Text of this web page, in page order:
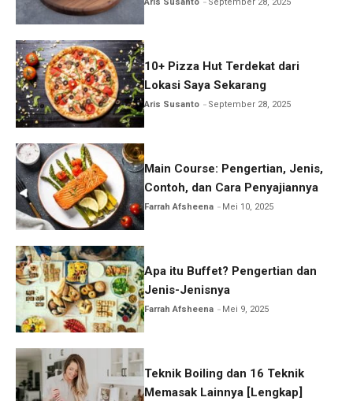
10+ Pizza Hut Terdekat dari
Lokasi Saya Sekarang
Aris Susanto September 28, 2025
Main Course: Pengertian, Jenis,
Contoh, dan Cara Penyajiannya
Farrah Afsheena Mei 10, 2025
Apa itu Buffet? Pengertian dan
Jenis-Jenisnya
Farrah Afsheena Mei 9, 2025
Teknik Boiling dan 16 Teknik
Memasak Lainnya [Lengkap]